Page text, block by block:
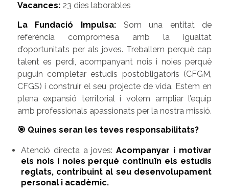
Vacances:23 dies laborables
La Fundació Impulsa: Som una entitat de
referència compromesa amb la igualtat
d’oportunitats per als joves. Treballem perquè cap
talent es perdi, acompanyant nois i noies perquè
puguin completar estudis postobligatoris (CFGM,
CFGS) i construir el seu projecte de vida. Estem en
plena expansió territorial i volem ampliar l’equip
amb professionals apassionats per la nostra missió.
🎯 Quines seran les teves responsabilitats?
Atenció directa a joves:Acompanyar i motivar
els nois i noies perquè continuïn els estudis
reglats, contribuint al seu desenvolupament
personal i acadèmic.